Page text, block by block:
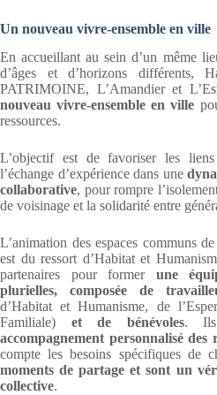
Un nouveau vivre-ensemble en ville
En accueillant au sein d’un même
d’âges et d’horizons différents,
PATRIMOINE, L’Amandier et
nouveau vivre-ensemble en ville
ressources.
L’objectif est de favoriser les
l’échange d’expérience dans une
collaborative, pour rompre
de voisinage et la solidarité entre
L’animation des espaces communs
est du ressort d’Habitat et
partenaires pour former une
plurielles, composée de
d’Habitat et Humanisme, de
Familiale) et de bénévoles. Ils
accompagnement personnalisé des
compte les besoins spécifiques de
moments de partage et sont un
collective.